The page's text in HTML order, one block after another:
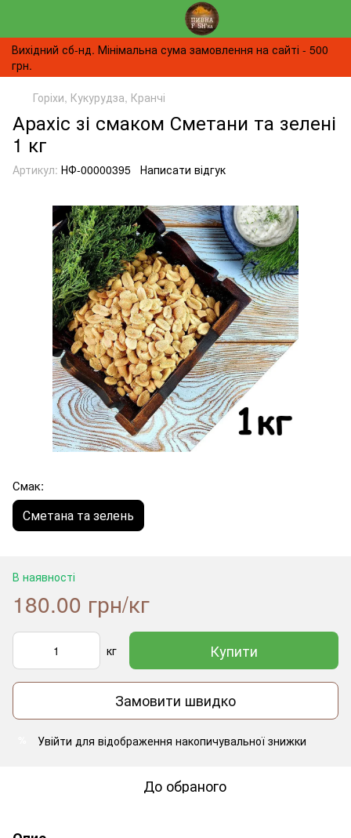
Вихідний сб-нд. Мінімальна сума замовлення на сайті - 500
грн.
Горіхи, Кукурудза, Кранчі
Арахіс зі смаком Сметани та зелені
1 кг
Артикул: НФ-00000395 Написати відгук
Смак:
Сметана та зелень
В наявності
180.00 грн/кг
кг Купити
Замовити швидко
Увійти для відображення накопичувальної знижки
До обраного